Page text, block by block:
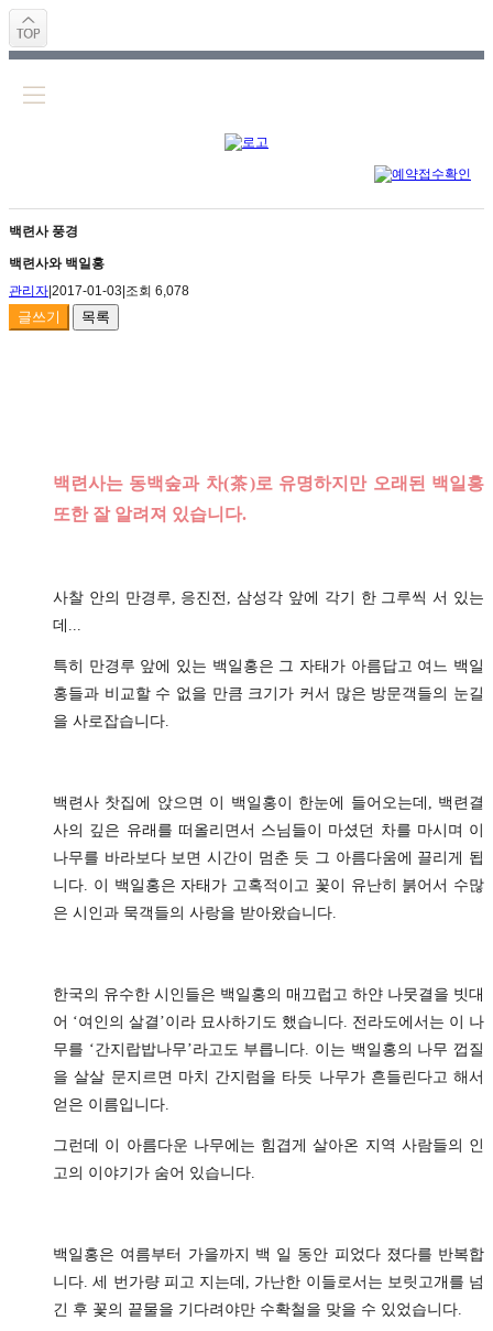
백련사 풍경
백련사와 백일홍
관리자 2017-01-03 조회 6,078
글쓰기 목록
백련사는 동백숲과 차(茶)로 유명하지만 오래된 백일홍
또한 잘 알려져 있습니다.
사찰 안의 만경루, 응진전, 삼성각 앞에 각기 한 그루씩 서 있는
데...
특히 만경루 앞에 있는 백일홍은 그 자태가 아름답고 여느 백일
홍들과 비교할 수 없을 만큼 크기가 커서 많은 방문객들의 눈길
을 사로잡습니다.
백련사 찻집에 앉으면 이 백일홍이 한눈에 들어오는데, 백련결
사의 깊은 유래를 떠올리면서 스님들이 마셨던 차를 마시며 이
나무를 바라보다 보면 시간이 멈춘 듯 그 아름다움에 끌리게 됩
니다. 이 백일홍은 자태가 고혹적이고 꽃이 유난히 붉어서 수많
은 시인과 묵객들의 사랑을 받아왔습니다.
한국의 유수한 시인들은 백일홍의 매끄럽고 하얀 나뭇결을 빗대
어 ‘여인의 살결’이라 묘사하기도 했습니다. 전라도에서는 이 나
무를 ‘간지랍밥나무’라고도 부릅니다. 이는 백일홍의 나무 껍질
을 살살 문지르면 마치 간지럼을 타듯 나무가 흔들린다고 해서
얻은 이름입니다.
그런데 이 아름다운 나무에는 힘겹게 살아온 지역 사람들의 인
고의 이야기가 숨어 있습니다.
백일홍은 여름부터 가을까지 백 일 동안 피었다 졌다를 반복합
니다. 세 번가량 피고 지는데, 가난한 이들로서는 보릿고개를 넘
긴 후 꽃의 끝물을 기다려야만 수확철을 맞을 수 있었습니다.